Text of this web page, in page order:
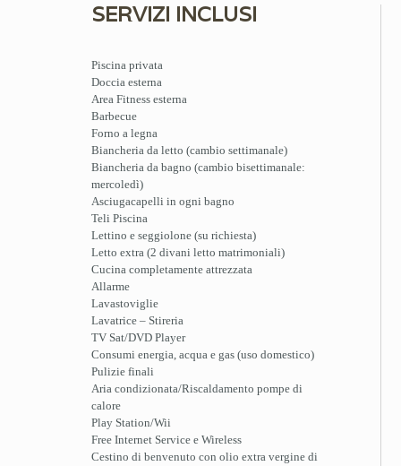
SERVIZI INCLUSI
Piscina privata
Doccia esterna
Area Fitness esterna
Barbecue
Forno a legna
Biancheria da letto (cambio settimanale)
Biancheria da bagno (cambio bisettimanale:
mercoledì)
Asciugacapelli in ogni bagno
Teli Piscina
Lettino e seggiolone (su richiesta)
Letto extra (2 divani letto matrimoniali)
Cucina completamente attrezzata
Allarme
Lavastoviglie
Lavatrice – Stireria
TV Sat/DVD Player
Consumi energia, acqua e gas (uso domestico)
Pulizie finali
Aria condizionata/Riscaldamento pompe di
calore
Play Station/Wii
Free Internet Service e Wireless
Cestino di benvenuto con olio extra vergine di